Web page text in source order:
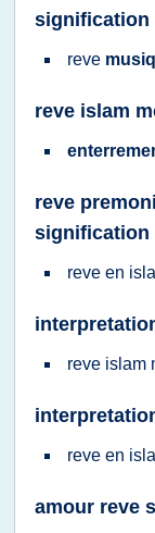
signification
reve
reve islam
reve
signification
reve en
reve islam
reve en
amour reve